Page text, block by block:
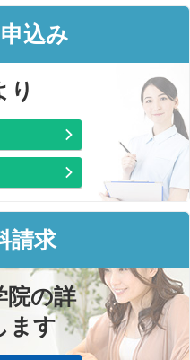
込み
り
請求
院の詳
ます